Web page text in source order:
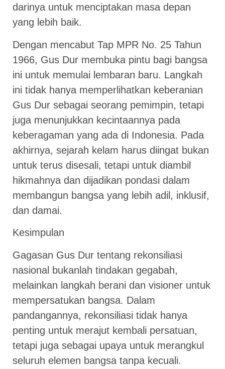
darinya untuk menciptakan masa depan
yang lebih baik.
Dengan mencabut Tap MPR No. 25 Tahun
1966, Gus Dur membuka pintu bagi bangsa
ini untuk memulai lembaran baru. Langkah
ini tidak hanya memperlihatkan keberanian
Gus Dur sebagai seorang pemimpin, tetapi
juga menunjukkan kecintaannya pada
keberagaman yang ada di Indonesia. Pada
akhirnya, sejarah kelam harus diingat bukan
untuk terus disesali, tetapi untuk diambil
hikmahnya dan dijadikan pondasi dalam
membangun bangsa yang lebih adil, inklusif,
dan damai.
Kesimpulan
Gagasan Gus Dur tentang rekonsiliasi
nasional bukanlah tindakan gegabah,
melainkan langkah berani dan visioner untuk
mempersatukan bangsa. Dalam
pandangannya, rekonsiliasi tidak hanya
penting untuk merajut kembali persatuan,
tetapi juga sebagai upaya untuk merangkul
seluruh elemen bangsa tanpa kecuali.